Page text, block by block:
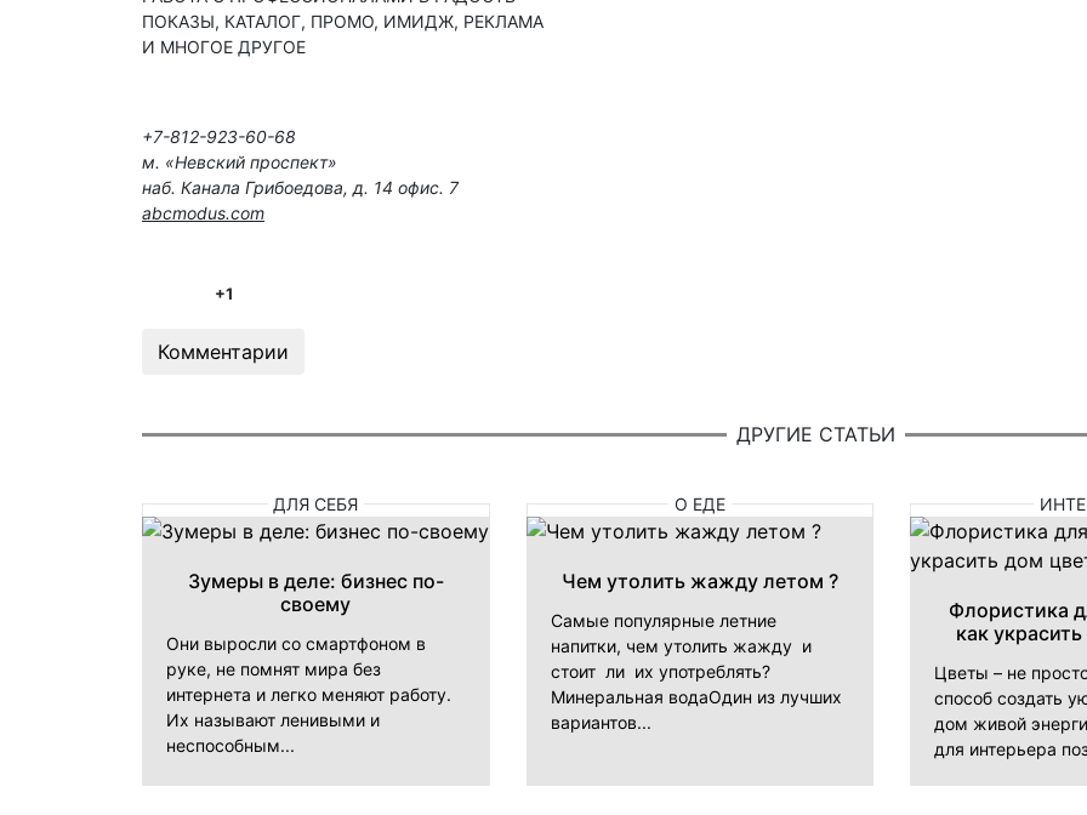
ПОКАЗЫ, КАТАЛОГ, ПРОМО, ИМИДЖ, РЕКЛАМА
И МНОГОЕ ДРУГОЕ
+7-812-923-60-68
м. «Невский проспект»
наб. Канала Грибоедова, д. 14 офис. 7
abcmodus.com
+1
Комментарии
ДРУГИЕ СТАТЬИ
ДЛЯ СЕБЯ
Зумеры в деле: бизнес по-
своему
Они выросли со смартфоном в
руке, не помнят мира без
интернета и легко меняют работу.
Их называют ленивыми и
неспособным...
О ЕДЕ
Чем утолить жажду летом ?
Самые популярные летние
напитки, чем утолить жажду и
стоит ли их употреблять?
Минеральная водаОдин из лучших
вариантов...
Флористика
как
Цветы – не
способ создать
дом живой
для интерьера